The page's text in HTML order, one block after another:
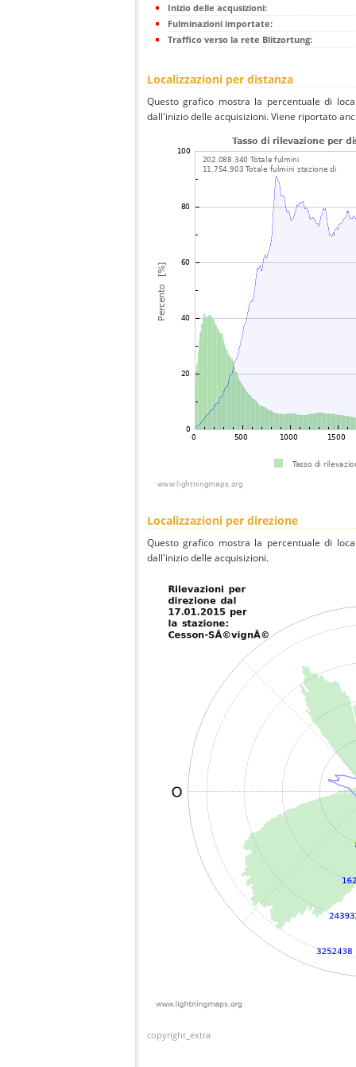
Inizio delle acqusizioni:
Fulminazioni importate:
Traffico verso la rete Blitzortung:
Localizzazioni per distanza
Questo grafico mostra la percentuale di
dall'inizio delle acquisizioni. Viene riportato
Localizzazioni per direzione
Questo grafico mostra la percentuale di
dall'inizio delle acquisizioni.
copyright_extra